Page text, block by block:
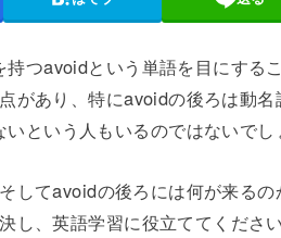
つavoidという単語を目にする
があり、特にavoidの後ろは動名
という人もいるのではないでし
してavoidの後ろには何が来る
し、英語学習に役立ててくださ